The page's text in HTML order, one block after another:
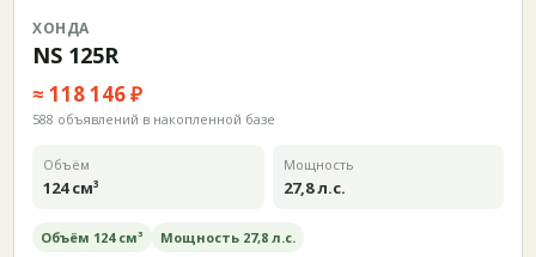
ХОНДА
NS 125R
≈ 118 146 ₽
588 объявлений в накопленной базе
Объём
124 см³
Мощность
27,8 л.с.
Объём 124 см³ Мощность 27,8 л.с.